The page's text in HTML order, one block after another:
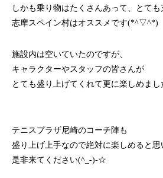
しかも乗り物はたくさんあって、とても
志摩スペイン村はオススメです(*^▽^*)
施設内は空いていたのですが、
キャラクターやスタッフの皆さんが
とても盛り上げてくれて更に楽しめまし
テニスプラザ尼崎のコーチ陣も
盛り上げ上手なので絶対に楽しめると思
是非来てください(^_-)-☆